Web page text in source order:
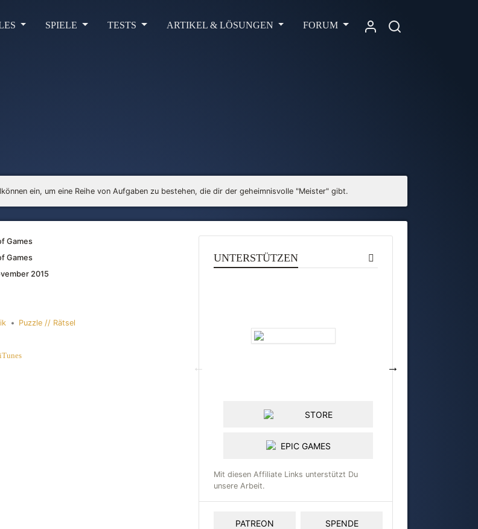
SPIELE TESTS ARTIKEL & LÖSUNGEN FORUM
ein, um eine Reihe von Aufgaben zu bestehen, die dir der geheimnisvolle "Meister" gibt.
Games
Games
2015
• Puzzle // Rätsel
UNTERSTÜTZEN
STORE
EPIC GAMES
Mit diesen Affiliate Links unterstützt Du
unsere Arbeit.
PATREON SPENDE